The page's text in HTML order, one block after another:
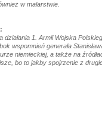
w malarstwie.
1. Armii Wojska
wspomnień generała
niemieckiej, a także na
bo to jakby spojrzenie z